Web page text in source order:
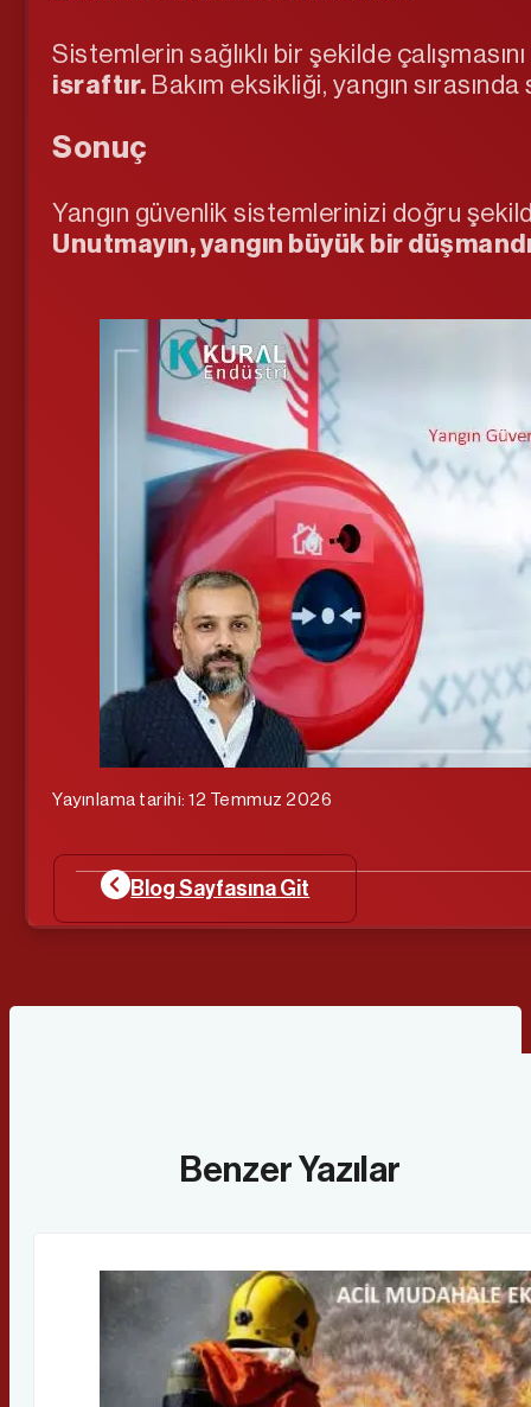
Sistemlerin sağlıklı bir şekilde
israftır. Bakım eksikliği, yangın
Sonuç
Yangın güvenlik sistemlerinizi doğru
Unutmayın, yangın büyük bir
Yayınlama tarihi: 12 Temmuz 2026
Blog Sayfasına Git
Benzer Yazılar